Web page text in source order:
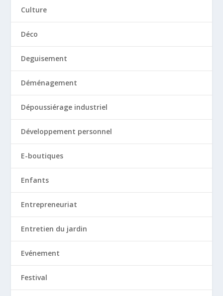
Culture
Déco
Deguisement
Déménagement
Dépoussiérage industriel
Développement personnel
E-boutiques
Enfants
Entrepreneuriat
Entretien du jardin
Evénement
Festival